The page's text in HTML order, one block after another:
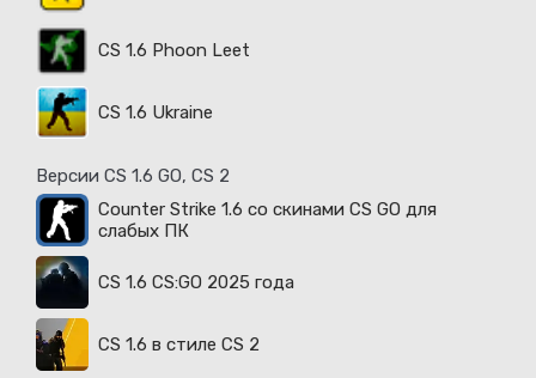
CS 1.6 Phoon Leet
CS 1.6 Ukraine
Версии CS 1.6 GO, CS 2
Counter Strike 1.6 со скинами CS GO для
слабых ПК
CS 1.6 CS:GO 2025 года
CS 1.6 в стиле CS 2